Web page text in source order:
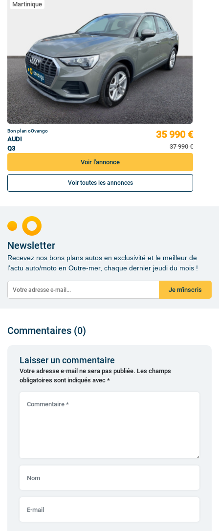
Martinique
Bon plan oOvango
AUDI
Q3
35 990 €
37 990 €
Voir l'annonce
Voir toutes les annonces
Newsletter
Recevez nos bons plans autos en exclusivité et le meilleur de
l’actu auto/moto en Outre-mer, chaque dernier jeudi du mois !
Je m'inscris
Commentaires (0)
Laisser un commentaire
Votre adresse e-mail ne sera pas publiée. Les champs
obligatoires sont indiqués avec *